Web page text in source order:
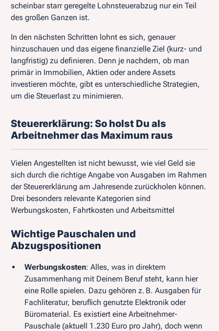
scheinbar starr geregelte Lohnsteuerabzug nur ein Teil
des großen Ganzen ist.
In den nächsten Schritten lohnt es sich, genauer
hinzuschauen und das eigene finanzielle Ziel (kurz- und
langfristig) zu definieren. Denn je nachdem, ob man
primär in Immobilien, Aktien oder andere Assets
investieren möchte, gibt es unterschiedliche Strategien,
um die Steuerlast zu minimieren.
Steuererklärung: So holst Du als
Arbeitnehmer das Maximum raus
Vielen Angestellten ist nicht bewusst, wie viel Geld sie
sich durch die richtige Angabe von Ausgaben im Rahmen
der Steuererklärung am Jahresende zurückholen können.
Drei besonders relevante Kategorien sind
Werbungskosten, Fahrtkosten und Arbeitsmittel
Wichtige Pauschalen und
Abzugspositionen
Werbungskosten: Alles, was in direktem
Zusammenhang mit Deinem Beruf steht, kann hier
eine Rolle spielen. Dazu gehören z. B. Ausgaben für
Fachliteratur, beruflich genutzte Elektronik oder
Büromaterial. Es existiert eine Arbeitnehmer-
Pauschale (aktuell 1.230 Euro pro Jahr), doch wenn